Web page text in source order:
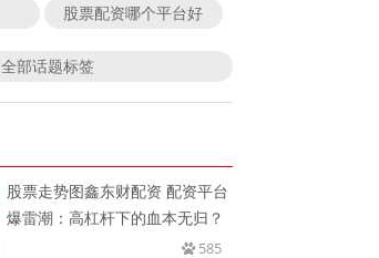
股票配资哪个平台好
全部话题标签
股票走势图鑫东财配资 配资平台
爆雷潮：高杠杆下的血本无归？
585